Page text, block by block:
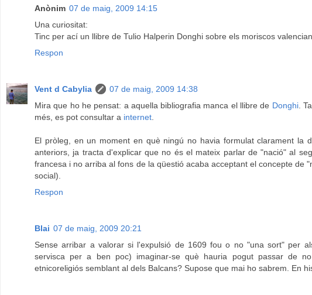
Anònim 07 de maig, 2009 14:15
Una curiositat:
Tinc per ací un llibre de Tulio Halperin Donghi sobre els moriscos
Respon
Vent d Cabylia
07 de maig, 2009 14:38
Mira que ho he pensat: a aquella bibliografia manca el llibre de Donghi.
més, es pot consultar a internet.
El pròleg, en un moment en què ningú no havia formulat clarament la
anteriors, ja tracta d'explicar que no és el mateix parlar de "nació" al
francesa i no arriba al fons de la qüestió acaba acceptant el concepte de
social).
Respon
Blai 07 de maig, 2009 20:21
Sense arribar a valorar si l'expulsió de 1609 fou o no "una sort" per
servisca per a ben poc) imaginar-se què hauria pogut passar de
etnicoreligiós semblant al dels Balcans? Supose que mai ho sabrem. En